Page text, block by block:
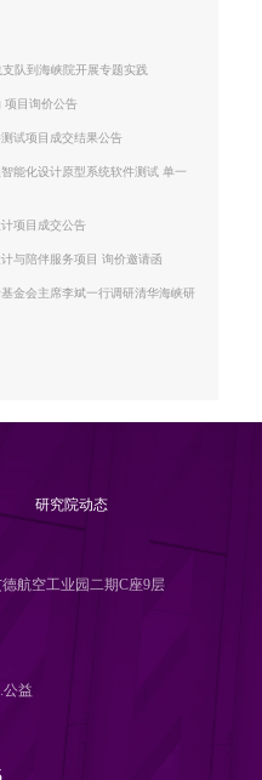
支队到海峡院开展专题实践
项目询价公告
试项目成交结果公告
能化设计原型系统软件测试 单一
项目成交公告
与陪伴服务项目 询价邀请函
金会主席李斌一行调研清华海峡研
研究院动态
航空工业园二期C座9层
益